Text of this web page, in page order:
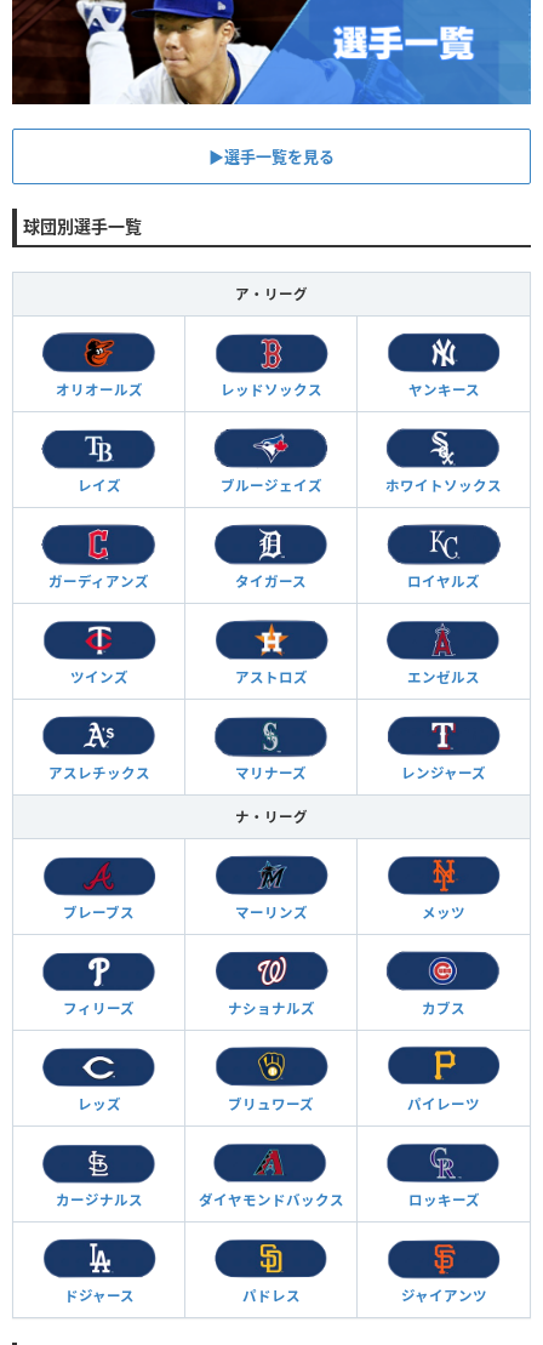
▶︎選手一覧を見る
球団別選手一覧
ア・リーグ
オリオールズ レッドソックス ヤンキース
レイズ ブルージェイズ ホワイトソックス
ガーディアンズ タイガース ロイヤルズ
ツインズ アストロズ エンゼルス
アスレチックス マリナーズ レンジャーズ
ナ・リーグ
ブレーブス マーリンズ メッツ
フィリーズ ナショナルズ カブス
レッズ ブリュワーズ パイレーツ
カージナルス ダイヤモンドバックス ロッキーズ
ドジャース パドレス ジャイアンツ